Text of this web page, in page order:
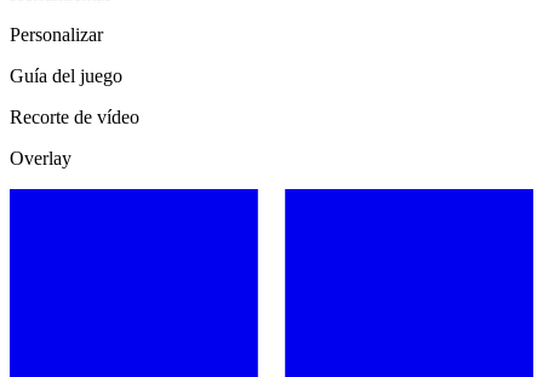
Personalizar
Guía del juego
Recorte de vídeo
Overlay